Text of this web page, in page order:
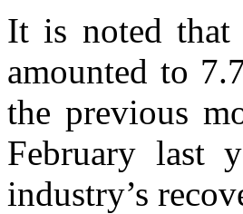
It is noted that
amounted to
the previous
February last
industry’s